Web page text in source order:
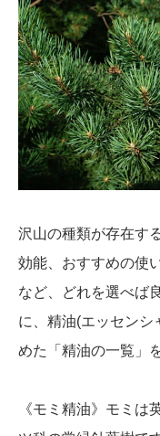
沢山の種類が存在す
効能、おすすめの使
など、どれを選べば
に、精油(エッセンシ
めた「精油の一覧」
《モミ精油》モミは